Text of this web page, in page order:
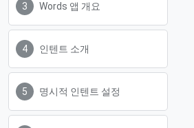
Words 앱 개요
인텐트 소개
명시적 인텐트 설정